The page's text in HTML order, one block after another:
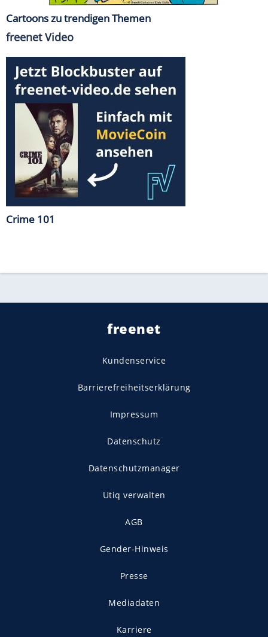
Cartoons zu trendigen Themen
freenet Video
Crime 101
freenet
Kundenservice
Barrierefreiheitserklärung
Impressum
Datenschutz
Datenschutzmanager
Utiq verwalten
AGB
Gender-Hinweis
Presse
Mediadaten
Karriere